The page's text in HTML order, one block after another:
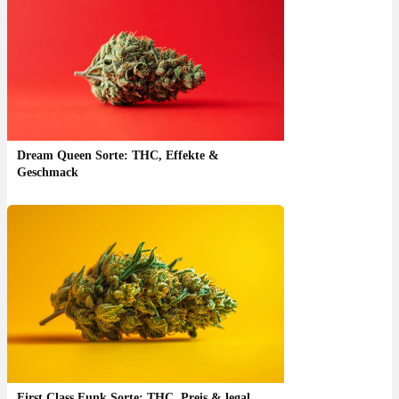
Dream Queen Sorte: THC, Effekte &
Geschmack